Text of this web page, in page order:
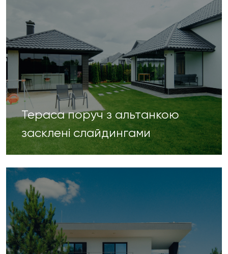
Тераса поруч з альтанкою
засклені слайдингами